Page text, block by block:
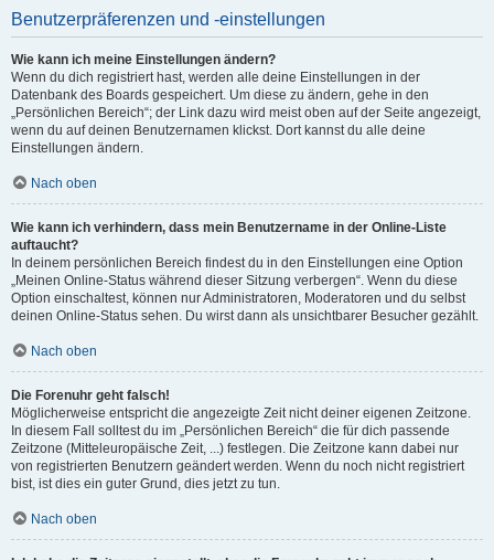
Benutzerpräferenzen und -einstellungen
Wie kann ich meine Einstellungen ändern?
Wenn du dich registriert hast, werden alle deine Einstellungen in der
Datenbank des Boards gespeichert. Um diese zu ändern, gehe in den
„Persönlichen Bereich“; der Link dazu wird meist oben auf der Seite angezeigt,
wenn du auf deinen Benutzernamen klickst. Dort kannst du alle deine
Einstellungen ändern.
Nach oben
Wie kann ich verhindern, dass mein Benutzername in der Online-Liste
auftaucht?
In deinem persönlichen Bereich findest du in den Einstellungen eine Option
„Meinen Online-Status während dieser Sitzung verbergen“. Wenn du diese
Option einschaltest, können nur Administratoren, Moderatoren und du selbst
deinen Online-Status sehen. Du wirst dann als unsichtbarer Besucher gezählt.
Nach oben
Die Forenuhr geht falsch!
Möglicherweise entspricht die angezeigte Zeit nicht deiner eigenen Zeitzone.
In diesem Fall solltest du im „Persönlichen Bereich“ die für dich passende
Zeitzone (Mitteleuropäische Zeit, ...) festlegen. Die Zeitzone kann dabei nur
von registrierten Benutzern geändert werden. Wenn du noch nicht registriert
bist, ist dies ein guter Grund, dies jetzt zu tun.
Nach oben